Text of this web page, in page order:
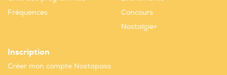
Fréquences
Concours
Nostalgie+
Inscription
Créer mon compte Nostapass